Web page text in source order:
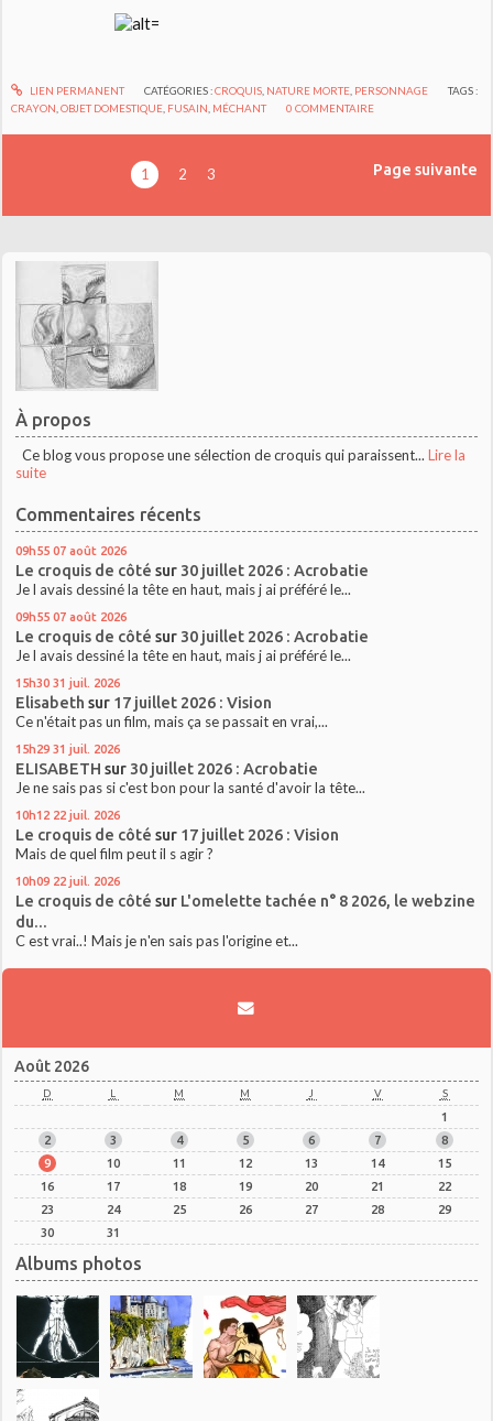
LIEN PERMANENT CATÉGORIES :CROQUIS, NATURE MORTE, PERSONNAGE
TAGS :
CRAYON ,OBJET DOMESTIQUE FUSAIN MÉCHANT 0 COMMENTAIRE
1 2 3 Page suivante
À propos
Ce blog vous propose une sélection de croquis qui paraissent... Lire la
suite
Commentaires récents
09h55 07 août 2026
Le croquis de côté sur 30 juillet 2026 : Acrobatie
Je l avais dessiné la tête en haut, mais j ai préféré le...
09h55 07 août 2026
Le croquis de côté sur 30 juillet 2026 : Acrobatie
Je l avais dessiné la tête en haut, mais j ai préféré le...
15h30 31 juil. 2026
Elisabeth sur 17 juillet 2026 : Vision
Ce n'était pas un film, mais ça se passait en vrai,...
15h29 31 juil. 2026
ELISABETH sur 30 juillet 2026 : Acrobatie
Je ne sais pas si c'est bon pour la santé d'avoir la tête...
10h12 22 juil. 2026
Le croquis de côté sur 17 juillet 2026 : Vision
Mais de quel film peut il s agir ?
10h09 22 juil. 2026
Le croquis de côté sur L'omelette tachée n° 8 2026, le webzine
du...
C est vrai..! Mais je n'en sais pas l'origine et...
Août 2026
D L M M J V S
1
2
3 4 5 6 7
8
9
10 11 12 13 14
15
16
17 18 19 20 21
22
23
24 25 26 27 28
29
30
31
Albums photos